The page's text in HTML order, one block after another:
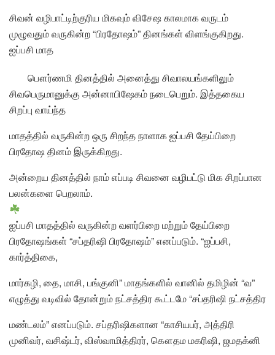
சிவன் வழிபாட்டிற்குரிய மிகவும் விசேஷ காலமாக வருடம்
முழுவதும் வருகின்ற “பிரதோஷம்” தினங்கள் விளங்குகிறது.
ஐப்பசி மாத
பௌர்ணமி தினத்தில் அனைத்து சிவாலயங்களிலும்
சிவபெருமானுக்கு அன்னாபிஷேகம் நடைபெறும். இத்தகைய
சிறப்பு வாய்ந்த
மாதத்தில் வருகின்ற ஒரு சிறந்த நாளாக ஐப்பசி தேய்பிறை
பிரதோஷ தினம் இருக்கிறது.
அன்றைய தினத்தில் நாம் எப்படி சிவனை வழிபட்டு மிக சிறப்பான
பலன்களை பெறலாம்.
ஐப்பசி மாதத்தில் வருகின்ற வளர்பிறை மற்றும் தேய்பிறை
பிரதோஷங்கள் “சப்தரிஷி பிரதோஷம்” எனப்படும். “ஐப்பசி,
கார்த்திகை,
மார்கழி, தை, மாசி, பங்குனி” மாதங்களில் வானில் தமிழின் “வ”
எழுத்து வடிவில் தோன்றும் நட்சத்திர கூட்டமே “சப்தரிஷி நட்சத்திர
மண்டலம்” எனப்படும். சப்தரிஷிகளான “காசியபர், அத்திரி
முனிவர், வசிஷ்டர், விஸ்வாமித்திரர், கௌதம மகரிஷி, ஜமதக்னி